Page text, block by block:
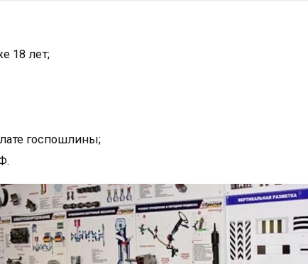
18 лет;
госпошлины;